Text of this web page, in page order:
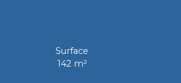
Surface
142 m²